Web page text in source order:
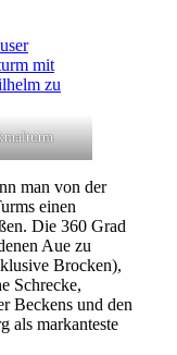
man von der
einen
Die 360 Grad
Aue zu
Brocken),
Schrecke,
Beckens und den
als markanteste